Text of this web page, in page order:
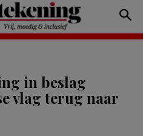
in beslag
vlag terug naar